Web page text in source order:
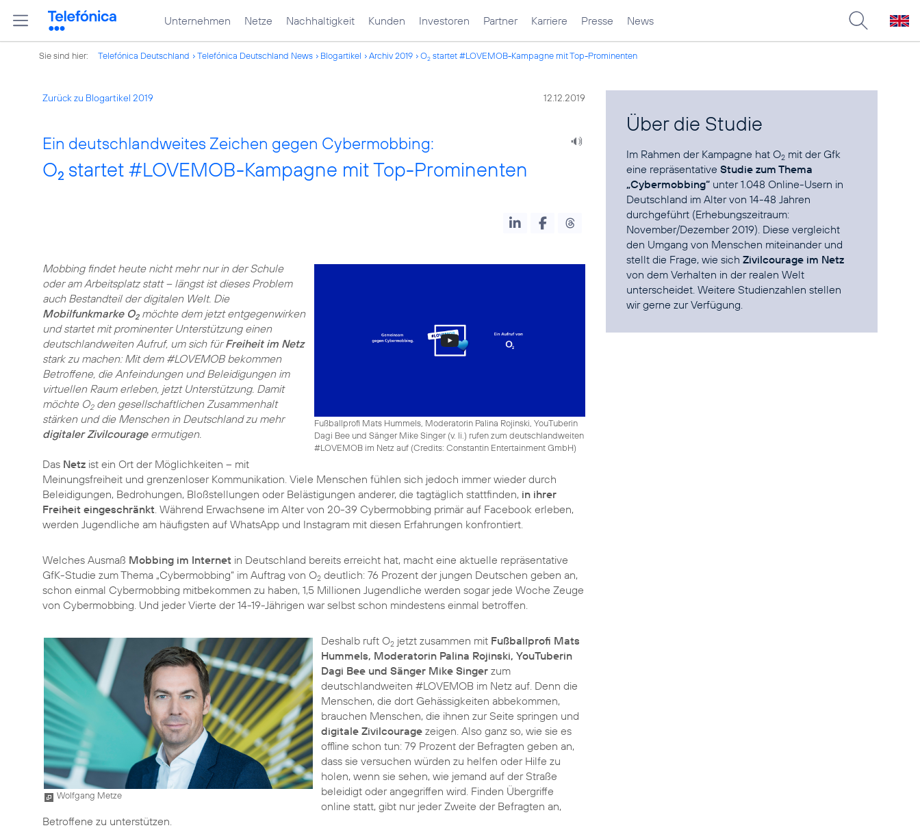
Unternehmen Netze Nachhaltigkeit Kunden Investoren Partner Karriere Presse News
Sie sind hier: Telefónica Deutschland Telefónica Deutschland News Blogartikel Archiv 2019 O2 startet #LOVEMOB-Kampagne mit Top-Prominenten
Zurück zu Blogartikel 2019 12.12.2019
Ein deutschlandweites Zeichen gegen Cybermobbing:
O2 startet #LOVEMOB-Kampagne mit Top-Prominenten
Fußballprofi Mats Hummels, Moderatorin Palina Rojinski, YouTuberin
Dagi Bee und Sänger Mike Singer (v. li.) rufen zum deutschlandweiten
#LOVEMOB im Netz auf (Credits: Constantin Entertainment GmbH)
Mobbing findet heute nicht mehr nur in der Schule
oder am Arbeitsplatz statt – längst ist dieses Problem
auch Bestandteil der digitalen Welt. Die
Mobilfunkmarke O2möchte dem jetzt entgegenwirken
und startet mit prominenter Unterstützung einen
deutschlandweiten Aufruf, um sich fürFreiheit im Netz
stark zu machen: Mit dem #LOVEMOB bekommen
Betroffene, die Anfeindungen und Beleidigungen im
virtuellen Raum erleben, jetzt Unterstützung. Damit
möchte O2den gesellschaftlichen Zusammenhalt
stärken und die Menschen in Deutschland zu mehr
digitaler Zivilcourageermutigen.
Das Netz ist ein Ort der Möglichkeiten – mit
Meinungsfreiheit und grenzenloser Kommunikation. Viele Menschen fühlen sich jedoch immer wieder durch
Beleidigungen, Bedrohungen, Bloßstellungen oder Belästigungen anderer, die tagtäglich stattfinden, in ihrer
Freiheit eingeschränkt. Während Erwachsene im Alter von 20-39 Cybermobbing primär auf Facebook erleben,
werden Jugendliche am häufigsten auf WhatsApp und Instagram mit diesen Erfahrungen konfrontiert.
Welches Ausmaß Mobbing im Internet in Deutschland bereits erreicht hat, macht eine aktuelle repräsentative
GfK-Studie zum Thema „Cybermobbing“ im Auftrag von O2 deutlich: 76 Prozent der jungen Deutschen geben an,
schon einmal Cybermobbing mitbekommen zu haben, 1,5 Millionen Jugendliche werden sogar jede Woche Zeuge
von Cybermobbing. Und jeder Vierte der 14-19-Jährigen war selbst schon mindestens einmal betroffen.
Wolfgang Metze
Deshalb ruft O2jetzt zusammen mit Fußballprofi Mats
Hummels, Moderatorin Palina Rojinski, YouTuberin
Dagi Bee und Sänger Mike Singerzum
deutschlandweiten #LOVEMOB im Netz auf. Denn die
Menschen, die dort Gehässigkeiten abbekommen,
brauchen Menschen, die ihnen zur Seite springen und
digitale Zivilcouragezeigen. Also ganz so, wie sie es
offline schon tun: 79 Prozent der Befragten geben an,
dass sie versuchen würden zu helfen oder Hilfe zu
holen, wenn sie sehen, wie jemand auf der Straße
beleidigt oder angegriffen wird. Finden Übergriffe
online statt, gibt nur jeder Zweite der Befragten an,
Betroffene zu unterstützen.
Über die Studie
Im Rahmen der Kampagne hat O2 mit der Gfk
eine repräsentativeStudie zum Thema
„Cybermobbing“ unter 1.048 Online-Usern in
Deutschland im Alter von 14-48 Jahren
durchgeführt (Erhebungszeitraum:
November/Dezember 2019). Diese vergleicht
den Umgang von Menschen miteinander und
stellt die Frage, wie sichZivilcourage im Netz
von dem Verhalten in der realen Welt
unterscheidet. Weitere Studienzahlen stellen
wir gerne zur Verfügung.